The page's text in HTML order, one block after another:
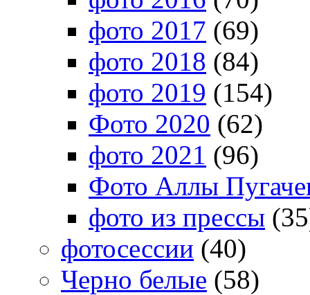
фото 2017 (69)
фото 2018 (84)
фото 2019 (154)
Фото 2020 (62)
фото 2021 (96)
Фото Аллы
фото из прессы
фотосессии (40)
Черно белые (58)